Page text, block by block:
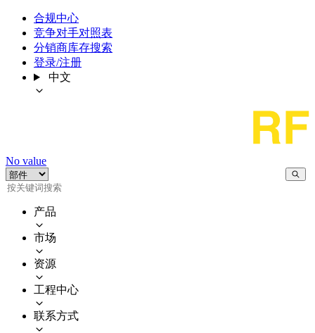
合规中心
竞争对手对照表
分销商库存搜索
登录/注册
中文
No value
产品
市场
资源
工程中心
联系方式